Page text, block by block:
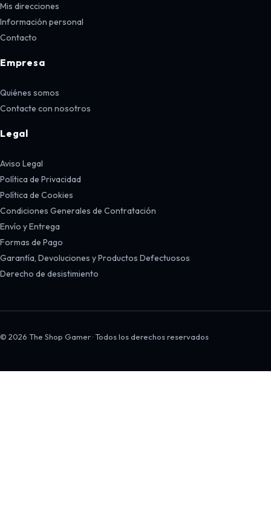
Mis direcciones
Información personal
Contacto
Empresa
Quiénes somos
Contacte con nosotros
Legal
Aviso Legal
Política de Privacidad
Política de Cookies
Condiciones Generales de Contratación
Envío y Entrega
Formas de Pago
Garantía, Devoluciones y Productos Defectuosos
Derecho de desistimiento
© 2026 The Shop Gamer · Todos los derechos reservados